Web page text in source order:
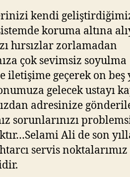
kendi
koruma altına
hırsızlar zorlamadan
çok sevimsiz soyulma
iletişime geçerek on beş
gelecek ustayı
adresinize
sorunlarınızı
Ali de son
servis